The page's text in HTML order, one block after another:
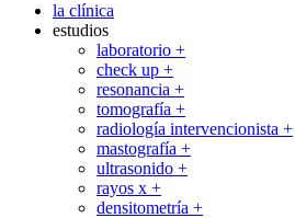
la clínica
estudios
laboratorio +
check up +
resonancia +
tomografía +
radiología intervencionista +
mastografía +
ultrasonido +
rayos x +
densitometría +